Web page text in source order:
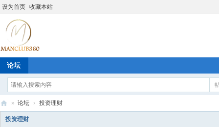
设为首页 收藏本站
论坛
M
» 论坛 › 投资理财
投资理财